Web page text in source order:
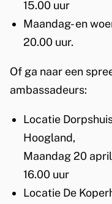
15.00 uur
Maandag- en
20.00 uur.
Of ga naar een
ambassadeurs:
Locatie
Hoogland,
Maandag 20
16.00 uur
Locatie De